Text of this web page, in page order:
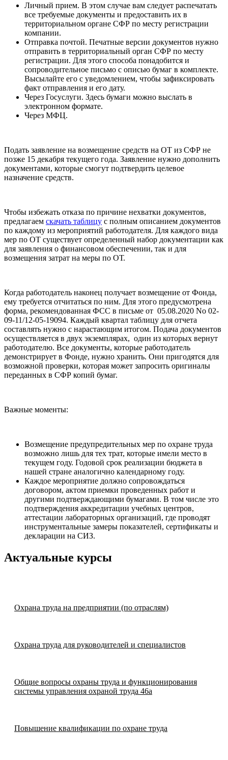
Личный прием. В этом случае вам следует распечатать
все требуемые документы и предоставить их в
территориальном органе СФР по месту регистрации
компании.
Отправка почтой. Печатные версии документов нужно
отправить в территориальный орган СФР по месту
регистрации. Для этого способа понадобится и
сопроводительное письмо с описью бумаг в комплекте.
Высылайте его с уведомлением, чтобы зафиксировать
факт отправления и его дату.
Через Госуслуги. Здесь бумаги можно выслать в
электронном формате.
Через МФЦ.
Подать заявление на возмещение средств на ОТ из СФР не
позже 15 декабря текущего года. Заявление нужно дополнить
документами, которые смогут подтвердить целевое
назначение средств.
Чтобы избежать отказа по причине нехватки документов,
предлагаем скачать таблицу с полным описанием документов
по каждому из мероприятий работодателя. Для каждого вида
мер по ОТ существует определенный набор документации как
для заявления о финансовом обеспечении, так и для
возмещения затрат на меры по ОТ.
Когда работодатель наконец получает возмещение от Фонда,
ему требуется отчитаться по ним. Для этого предусмотрена
форма, рекомендованная ФСС в письме от 05.08.2020 No 02-
09-11/12-05-19094. Каждый квартал таблицу для отчета
составлять нужно с нарастающим итогом. Подача документов
осуществляется в двух экземплярах, один из которых вернут
работодателю. Все документы, которые работодатель
демонстрирует в Фонде, нужно хранить. Они пригодятся для
возможной проверки, которая может запросить оригиналы
переданных в СФР копий бумаг.
Важные моменты:
Возмещение предупредительных мер по охране труда
возможно лишь для тех трат, которые имели место в
текущем году. Годовой срок реализации бюджета в
нашей стране аналогично календарному году.
Каждое мероприятие должно сопровождаться
договором, актом приемки проведенных работ и
другими подтверждающими бумагами. В том числе это
подтверждения аккредитации учебных центров,
аттестации лабораторных организаций, где проводят
инструментальные замеры показателей, сертификаты и
декларации на СИЗ.
Актуальные курсы
Охрана труда на предприятии (по отраслям)
Охрана труда для руководителей и специалистов
Общие вопросы охраны труда и функционирования
системы управления охраной труда 46а
Повышение квалификации по охране труда